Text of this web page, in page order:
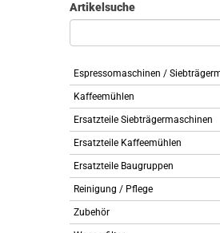
Artikelsuche
Espressomaschinen /
Kaffeemühlen
Ersatzteile Siebträgermaschinen
Ersatzteile Kaffeemühlen
Ersatzteile Baugruppen
Reinigung / Pflege
Zubehör